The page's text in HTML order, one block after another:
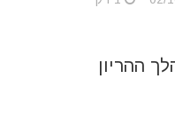
ההריון